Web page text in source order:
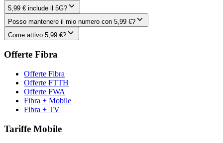
5,99 € include il 5G?
Posso mantenere il mio numero con 5,99 €?
Come attivo 5,99 €?
Offerte Fibra
Offerte Fibra
Offerte FTTH
Offerte FWA
Fibra + Mobile
Fibra + TV
Tariffe Mobile